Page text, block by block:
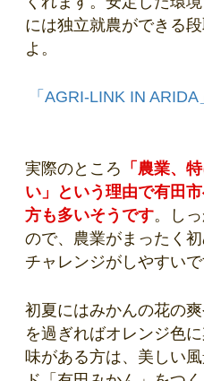
には独立就農ができる
よ。
「AGRI-LINK IN
実際のところ 「農業、
い」という理由で有田
方も多いそうです。し
ので、農業がまったく
チャレンジがしやすいで
初夏にはみかんの花の
を過ぎればオレンジ色
味がある方は、美しい